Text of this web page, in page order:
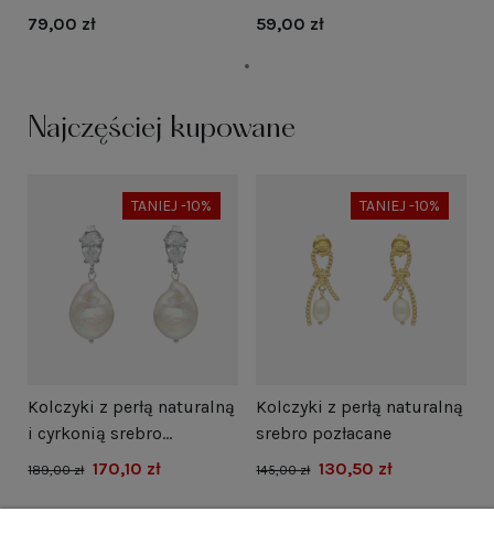
oksydowane
79,00 zł
59,00 zł
Najczęściej kupowane
TANIEJ -10%
Kolczyki z perłą naturalną
i cyrkonią srebro
rodowane
189,00 zł 170,10 zł
TANIEJ -10%
Kolczyki z perłą naturalną
srebro pozłacane
145,00 zł 130,50 zł